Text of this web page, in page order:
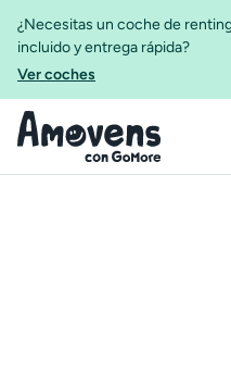
¿Necesitas un coche de
incluido y entrega rápida?
Ver coches